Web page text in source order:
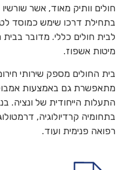
בתחילת דרכו שימש כמוסד
מיטות אשפוז.
בית החולים מספק שירותי
מתאפשרת גם באמצעות
התעלות הייחודית של ונציה.
בתחומיה קרדיולוגיה,
רפואה פנימית ועוד.